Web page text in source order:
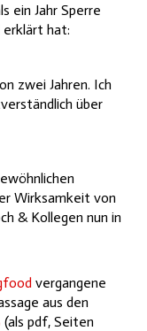
ein Jahr Sperre
erklärt hat:
zwei Jahren. Ich
über
Wirksamkeit von
& Kollegen nun in
vergangene
aus den
(als pdf, Seiten